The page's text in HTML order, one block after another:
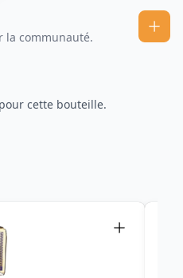
la communauté.
cette bouteille.